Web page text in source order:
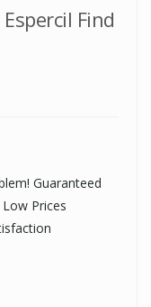
Find
Guaranteed
Prices